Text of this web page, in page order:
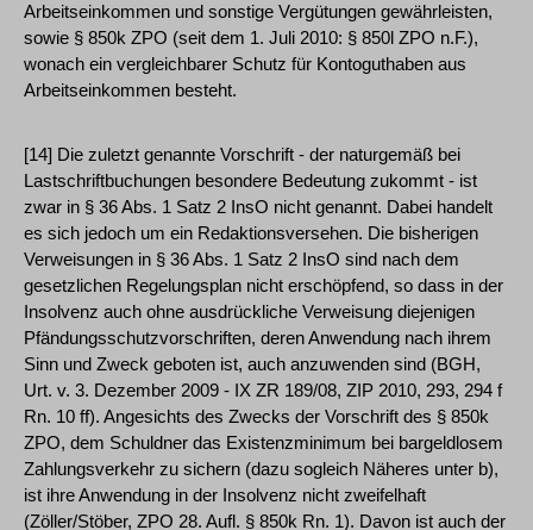
Arbeitseinkommen und sonstige Vergütungen gewährleisten,
sowie § 850k ZPO (seit dem 1. Juli 2010: § 850l ZPO n.F.),
wonach ein vergleichbarer Schutz für Kontoguthaben aus
Arbeitseinkommen besteht.
[14] Die zuletzt genannte Vorschrift - der naturgemäß bei
Lastschriftbuchungen besondere Bedeutung zukommt - ist
zwar in § 36 Abs. 1 Satz 2 InsO nicht genannt. Dabei handelt
es sich jedoch um ein Redaktionsversehen. Die bisherigen
Verweisungen in § 36 Abs. 1 Satz 2 InsO sind nach dem
gesetzlichen Regelungsplan nicht erschöpfend, so dass in der
Insolvenz auch ohne ausdrückliche Verweisung diejenigen
Pfändungsschutzvorschriften, deren Anwendung nach ihrem
Sinn und Zweck geboten ist, auch anzuwenden sind (BGH,
Urt. v. 3. Dezember 2009 - IX ZR 189/08, ZIP 2010, 293, 294 f
Rn. 10 ff). Angesichts des Zwecks der Vorschrift des § 850k
ZPO, dem Schuldner das Existenzminimum bei bargeldlosem
Zahlungsverkehr zu sichern (dazu sogleich Näheres unter b),
ist ihre Anwendung in der Insolvenz nicht zweifelhaft
(Zöller/Stöber, ZPO 28. Aufl. § 850k Rn. 1). Davon ist auch der